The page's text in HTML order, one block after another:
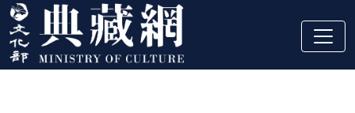
跳到主要內容
:::